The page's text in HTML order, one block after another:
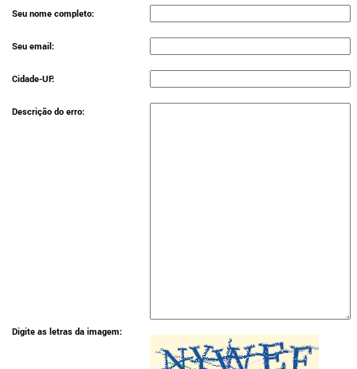
Seu nome completo:
Seu email:
Cidade-UF:
Descrição do erro:
Digite as letras da imagem: